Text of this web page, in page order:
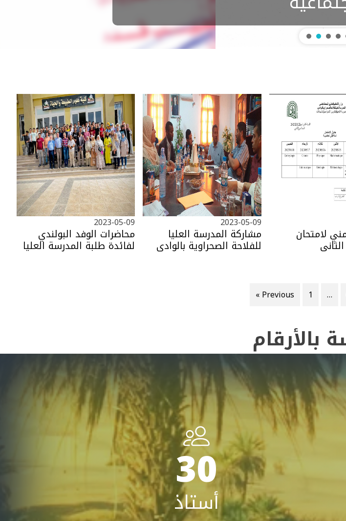
2023-05-09
محاضرات الوفد البولندي
لفائدة طلبة المدرسة العليا
للفلاحة الصحراوية بالوادي
2023-05-09
مشاركة المدرسة العليا
للفلاحة الصحراوية بالوادي
في إجتماع بمقر مديرية
لامتحان
« Previous 1 …
بالأرقام
30
أستاذ